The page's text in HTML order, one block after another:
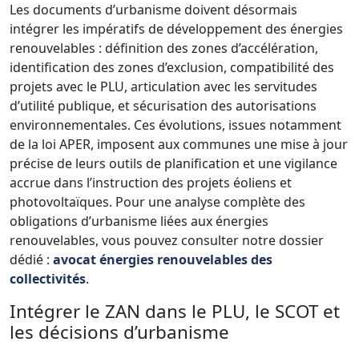
Les documents d’urbanisme doivent désormais
intégrer les impératifs de développement des énergies
renouvelables : définition des zones d’accélération,
identification des zones d’exclusion, compatibilité des
projets avec le PLU, articulation avec les servitudes
d’utilité publique, et sécurisation des autorisations
environnementales. Ces évolutions, issues notamment
de la loi APER, imposent aux communes une mise à jour
précise de leurs outils de planification et une vigilance
accrue dans l’instruction des projets éoliens et
photovoltaïques. Pour une analyse complète des
obligations d’urbanisme liées aux énergies
renouvelables, vous pouvez consulter notre dossier
dédié : avocat énergies renouvelables des
collectivités.
Intégrer le ZAN dans le PLU, le SCOT et
les décisions d’urbanisme